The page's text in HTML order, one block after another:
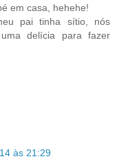
em casa, hehehe!
pai tinha sítio, nós
delícia para fazer
às 21:29